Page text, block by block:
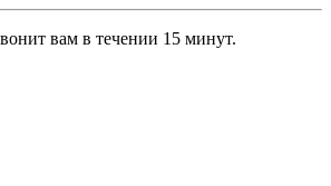
вам в течении 15 минут.